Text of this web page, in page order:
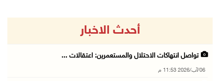
أحدث الاخبار
تواصل انتهاكات الاحتلال والمستعمرين: اعتقالات ...
06/آب/2026 11:53 م